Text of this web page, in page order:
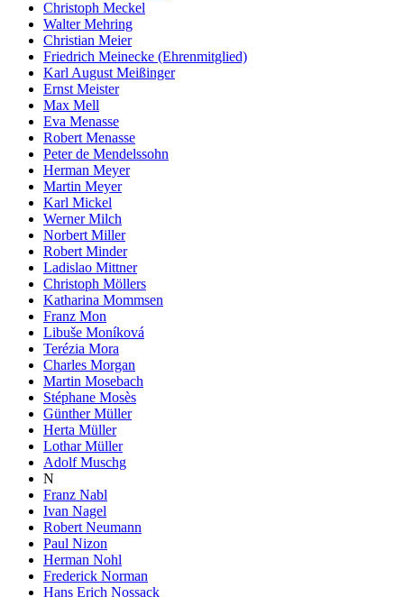
Christoph Meckel
Walter Mehring
Christian Meier
Friedrich Meinecke (Ehrenmitglied)
Karl August Meißinger
Ernst Meister
Max Mell
Eva Menasse
Robert Menasse
Peter de Mendelssohn
Herman Meyer
Martin Meyer
Karl Mickel
Werner Milch
Norbert Miller
Robert Minder
Ladislao Mittner
Christoph Möllers
Katharina Mommsen
Franz Mon
Libuše Moníková
Terézia Mora
Charles Morgan
Martin Mosebach
Stéphane Mosès
Günther Müller
Herta Müller
Lothar Müller
Adolf Muschg
N
Franz Nabl
Ivan Nagel
Robert Neumann
Paul Nizon
Herman Nohl
Frederick Norman
Hans Erich Nossack